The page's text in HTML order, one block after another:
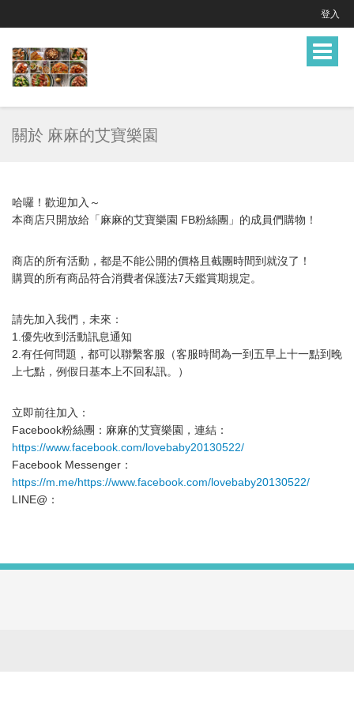
登入
Toggle
關於 麻麻的艾寶樂園
哈囉！歡迎加入～
本商店只開放給「麻麻的艾寶樂園 FB粉絲團」的成員們購物！
商店的所有活動，都是不能公開的價格且截團時間到就沒了！
購買的所有商品符合消費者保護法7天鑑賞期規定。
請先加入我們，未來：
1.優先收到活動訊息通知
2.有任何問題，都可以聯繫客服（客服時間為一到五早上十一點到晚
上七點，例假日基本上不回私訊。）
立即前往加入：
Facebook粉絲團：麻麻的艾寶樂園，連結：
https://www.facebook.com/lovebaby20130522/
Facebook Messenger：
https://m.me/https://www.facebook.com/lovebaby20130522/
LINE@：